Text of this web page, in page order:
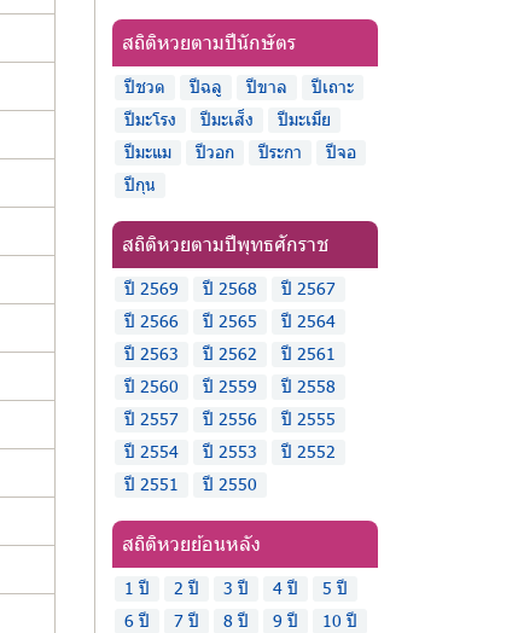
สถิติหวยตามปีนักษัตร
ปีชวด ปีฉลู ปีขาล
ปีเถาะ
ปีมะโรง
ปีมะเส็ง
ปีมะเมีย
ปีมะแม
ปีวอก ปีระกา
ปีจอ
ปีกุน
สถิติหวยตามปีพุทธศักราช
ปี 2569 ปี 2568
ปี 2567
ปี 2566
ปี 2565
ปี 2564
ปี 2563
ปี 2562
ปี 2561
ปี 2560
ปี 2559
ปี 2558
ปี 2557
ปี 2556
ปี 2555
ปี 2554
ปี 2553
ปี 2552
ปี 2551
ปี 2550
สถิติหวยย้อนหลัง
1 ปี 2 ปี 3 ปี 4 ปี
5 ปี
6 ปี
7 ปี 8 ปี 9 ปี
10 ปี